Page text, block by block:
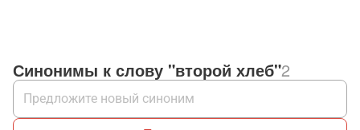
Синонимы к слову "второй хлеб"2